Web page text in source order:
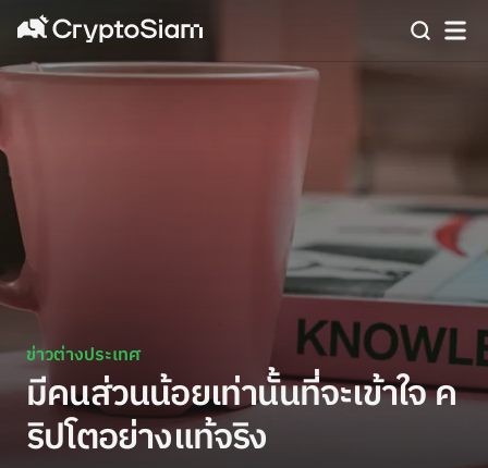
ข่าวต่างประเทศ
มีคนส่วนน้อยเท่านั้นที่จะเข้าใจ ค
ริปโตอย่างแท้จริง